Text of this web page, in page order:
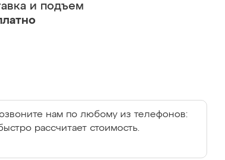
и подъем
нам по любому из телефонов:
рассчитает стоимость.